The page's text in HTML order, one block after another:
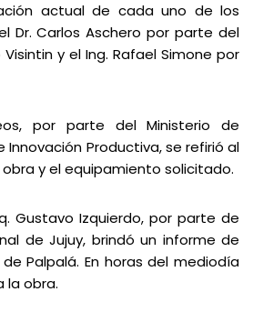
actual de cada uno de los
Dr. Carlos Aschero por parte del
Visintin y el Ing. Rafael Simone por
por parte del Ministerio de
Innovación Productiva, se refirió al
y el equipamiento solicitado.
Gustavo Izquierdo, por parte de
de Jujuy, brindó un informe de
Palpalá. En horas del mediodía
la obra.